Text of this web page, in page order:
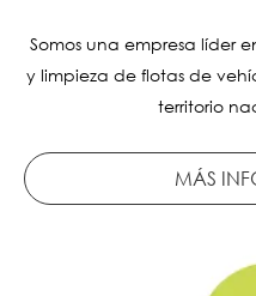
Somos una empresa líder
y limpieza de flotas de
territorio
MÁS